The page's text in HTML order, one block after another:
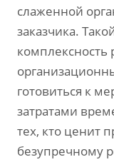
слаженной
заказчика.
комплексность
готовиться к
затратами
тех‚ кто ценит
безупречному